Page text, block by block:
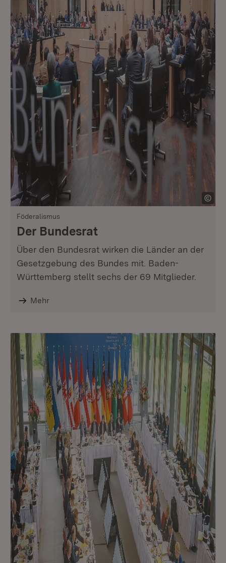
Föderalismus
Der Bundesrat
Über den Bundesrat wirken die Länder an der
Gesetzgebung des Bundes mit. Baden-
Württemberg stellt sechs der 69 Mitglieder.
Mehr